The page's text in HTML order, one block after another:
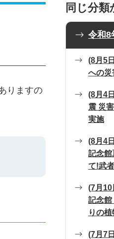
りますの
同じ分類
令和8
(8月5
への災
(8月4
震 災
実施
(8月4
記念館
て!武
(7月10
記念館
りの植
(7月7